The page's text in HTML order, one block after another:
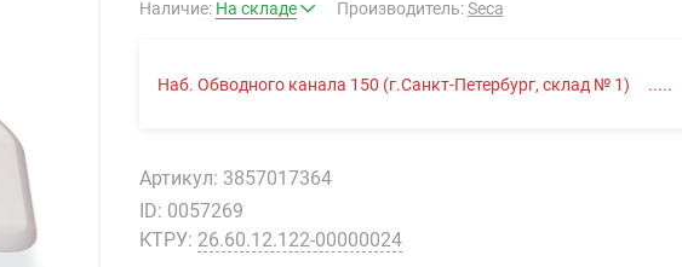
Наличие: На складе Производитель:Seca
Наб. Обводного канала 150 (г.Санкт-Петербург, склад № 1)
Артикул: 3857017364
ID: 0057269
КТРУ: 26.60.12.122-00000024